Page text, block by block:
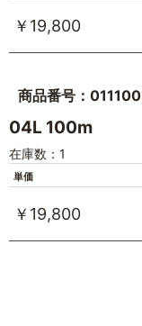
￥19,800
商品番号：
04L 100m
在庫数：1
単価
￥19,800